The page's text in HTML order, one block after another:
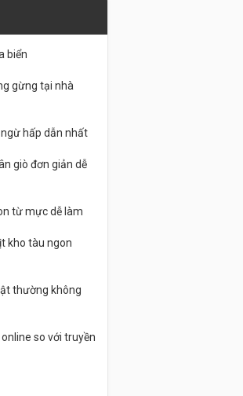
biển
gừng tại nhà
hấp dẫn nhất
giò đơn giản dễ
từ mực dễ làm
kho tàu ngon
thường không
so với truyền